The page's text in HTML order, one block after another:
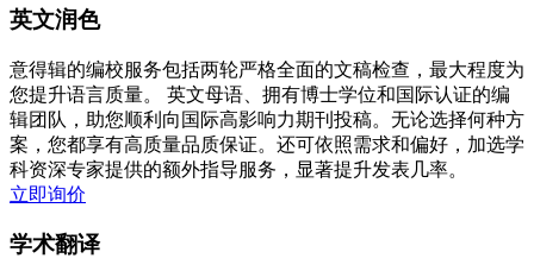
英文润色
意得辑的编校服务包括两轮严格全面的文稿检查，最大程度为
您提升语言质量。 英文母语、拥有博士学位和国际认证的编
辑团队，助您顺利向国际高影响力期刊投稿。无论选择何种方
案，您都享有高质量品质保证。还可依照需求和偏好，加选学
科资深专家提供的额外指导服务，显著提升发表几率。
立即询价
学术翻译